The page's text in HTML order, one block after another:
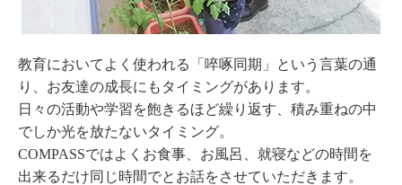
教育においてよく使われる「啐啄同期」という言葉の通
り、お友達の成長にもタイミングがあります。
日々の活動や学習を飽きるほど繰り返す、積み重ねの中
でしか光を放たないタイミング。
COMPASSではよくお食事、お風呂、就寝などの時間を
出来るだけ同じ時間でとお話をさせていただきます。